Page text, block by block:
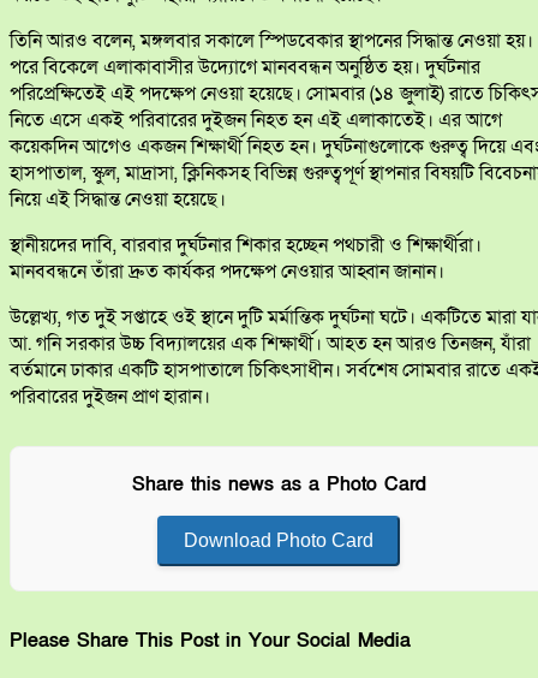
তিনি আরও বলেন, মঙ্গলবার সকালে স্পিডবেকার স্থাপনের সিদ্ধান্ত নেওয়া হয়।
পরে বিকেলে এলাকাবাসীর উদ্যোগে মানববন্ধন অনুষ্ঠিত হয়। দুর্ঘটনার
পরিপ্রেক্ষিতেই এই পদক্ষেপ নেওয়া হয়েছে। সোমবার (১৪ জুলাই) রাতে
নিতে এসে একই পরিবারের দুইজন নিহত হন এই এলাকাতেই। এর আগে
কয়েকদিন আগেও একজন শিক্ষার্থী নিহত হন। দুর্ঘটনাগুলোকে গুরুত্ব দিয়ে
হাসপাতাল, স্কুল, মাদ্রাসা, ক্লিনিকসহ বিভিন্ন গুরুত্বপূর্ণ স্থাপনার বিষয়টি
নিয়ে এই সিদ্ধান্ত নেওয়া হয়েছে।
স্থানীয়দের দাবি, বারবার দুর্ঘটনার শিকার হচ্ছেন পথচারী ও শিক্ষার্থীরা।
মানববন্ধনে তাঁরা দ্রুত কার্যকর পদক্ষেপ নেওয়ার আহ্বান জানান।
উল্লেখ্য, গত দুই সপ্তাহে ওই স্থানে দুটি মর্মান্তিক দুর্ঘটনা ঘটে। একটিতে মারা
আ. গনি সরকার উচ্চ বিদ্যালয়ের এক শিক্ষার্থী। আহত হন আরও তিনজন, যাঁরা
বর্তমানে ঢাকার একটি হাসপাতালে চিকিৎসাধীন। সর্বশেষ সোমবার রাতে
পরিবারের দুইজন প্রাণ হারান।
Share this news as a Photo Card
Download Photo Card
Please Share This Post in Your Social Media